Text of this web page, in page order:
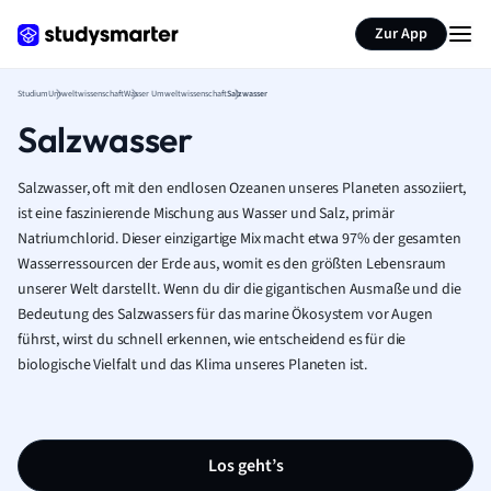
Zur App
StudiumUmweltwissenschaftWasser UmweltwissenschaftSalzwasser
Salzwasser
Salzwasser, oft mit den endlosen Ozeanen unseres Planeten assoziiert,
ist eine faszinierende Mischung aus Wasser und Salz, primär
Natriumchlorid. Dieser einzigartige Mix macht etwa 97% der gesamten
Wasserressourcen der Erde aus, womit es den größten Lebensraum
unserer Welt darstellt. Wenn du dir die gigantischen Ausmaße und die
Bedeutung des Salzwassers für das marine Ökosystem vor Augen
führst, wirst du schnell erkennen, wie entscheidend es für die
biologische Vielfalt und das Klima unseres Planeten ist.
Los geht’s